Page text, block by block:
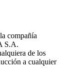
compañía
S.A.
de los
a cualquier